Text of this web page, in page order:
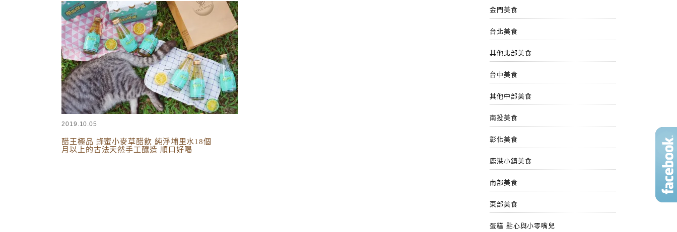
2019.10.05
醋王極品 蜂蜜小麥草醋飲 純淨埔里水18個
月以上的古法天然手工釀造 順口好喝
金門美食
台北美食
其他北部美食
台中美食
其他中部美食
南投美食
彰化美食
鹿港小鎮美食
南部美食
東部美食
蛋糕 點心與小零嘴兒